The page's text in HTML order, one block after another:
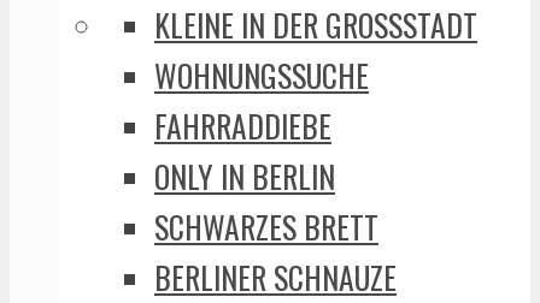
KLEINE IN DER GROSSSTADT
WOHNUNGSSUCHE
FAHRRADDIEBE
ONLY IN BERLIN
SCHWARZES BRETT
BERLINER SCHNAUZE